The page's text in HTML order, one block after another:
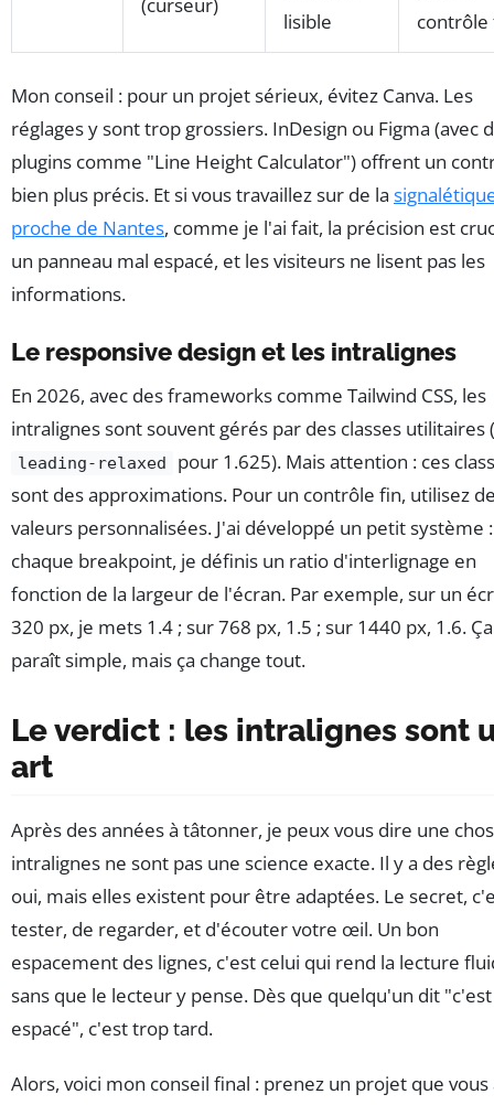
(curseur)
lisible
contrôle
Mon conseil : pour un projet sérieux, évitez Canva. Les
réglages y sont trop grossiers. InDesign ou Figma (avec
plugins comme "Line Height Calculator") offrent un
bien plus précis. Et si vous travaillez sur de la
proche de Nantes, comme je l'ai fait, la précision est
un panneau mal espacé, et les visiteurs ne lisent pas les
informations.
Le responsive design et les intralignes
En 2026, avec des frameworks comme Tailwind CSS, les
intralignes sont souvent gérés par des classes utilitaires
leading-relaxed
pour 1.625). Mais attention : ces
sont des approximations. Pour un contrôle fin, utilisez
valeurs personnalisées. J'ai développé un petit système
chaque breakpoint, je définis un ratio d'interlignage en
fonction de la largeur de l'écran. Par exemple, sur un
320 px, je mets 1.4 ; sur 768 px, 1.5 ; sur 1440 px, 1.6. Ça
paraît simple, mais ça change tout.
Le verdict : les intralignes sont
art
Après des années à tâtonner, je peux vous dire une
intralignes ne sont pas une science exacte. Il y a des
oui, mais elles existent pour être adaptées. Le secret,
tester, de regarder, et d'écouter votre œil. Un bon
espacement des lignes, c'est celui qui rend la lecture
sans que le lecteur y pense. Dès que quelqu'un dit
espacé", c'est trop tard.
Alors, voici mon conseil final : prenez un projet que vous